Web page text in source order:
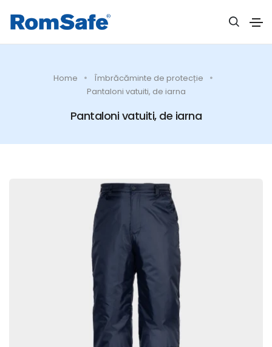
Home
Îmbrăcăminte de protecție
Pantaloni vatuiti, de iarna
Pantaloni vatuiti, de iarna